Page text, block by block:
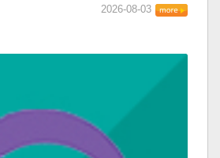
2026-08-03